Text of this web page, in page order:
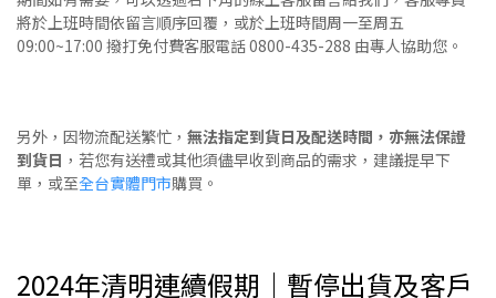
將於上班時間依留言順序回覆，或於上班時間周一至周五
09:00~17:00 撥打免付費客服電話 0800-435-288 由專人協助您。
另外，因物流配送繁忙， 無法指定到貨日及配送時間，亦無法保證
到貨日 ，若您有送禮或其他須儘早收到商品的需求，建議提早下
單，或至全台實體門市購買。
2024年清明連續假期｜暫停出貨及客戶